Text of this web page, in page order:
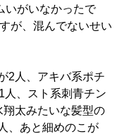
いがいなかったで
が、混んでないせい
2人、アキバ系ポチ
人、スト系刺青チン
太みたいな髪型の
、あと細めのこが